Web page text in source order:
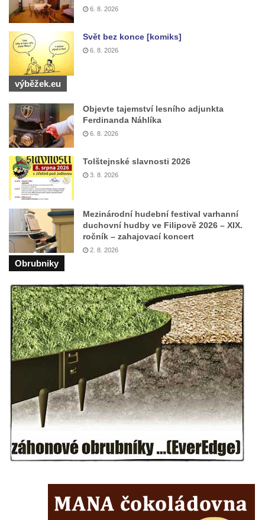
Hrob vojáků Rudé armády na hřbitově v
Hrob Jiřího Dovhomilji na hřbitově v
Račicích
Hrob Antonína Medáčka na hřbitově v
Hrob Josefa Moravce a Miroslava Moravce
na hřbitově v Dobříni
Pomník obětem válek na hřbitově v Dobříni
Pomník obětem 1. světové války v Lužici
Kenotaf Josefa Matese na hřbitově v Lužici
Pamětní deska Giuseppe Capella na
hřbitově v Lužici
Kenotaf Emila Miksche na hřbitově v Lužici
Kenotaf Antonína Krause na hřbitově v
Lužici
Pomník vojákům Rudé armády na hřbitově
v Kozlech
Pamětní deska pochodu smrti v Saupsdorfu
Pomník obětem 2. světové války v parku
Walthera von der Vogelweide v Duchcově
Památník obětem holokaustu v Lipové ulici
v Duchcově
Pomník obětem válek v Jeníkově
Pamětní deska obětem 1. světové války na
kapli Panny Marie v Lahošti
Pomník obětem 2. světové války v parku v
Pomník obětem bombardování 8. 5. 1945 v
ulici U Plovárny ve Frýdlantu
6. 8. 2026
Svět bez konce [komiks]
6. 8. 2026
výběžek.eu
Objevte tajemství lesního adjunkta
Ferdinanda Náhlíka
6. 8. 2026
Tolštejnské slavnosti 2026
3. 8. 2026
Mezinárodní hudební festival varhanní
duchovní hudby ve Filipově 2026 – XIX.
ročník – zahajovací koncert
2. 8. 2026
Obrubniky